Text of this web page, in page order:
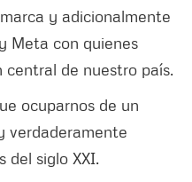
y adicionalmente
Meta con quienes
de nuestro país.
ocuparnos de un
verdaderamente
del siglo XXI.